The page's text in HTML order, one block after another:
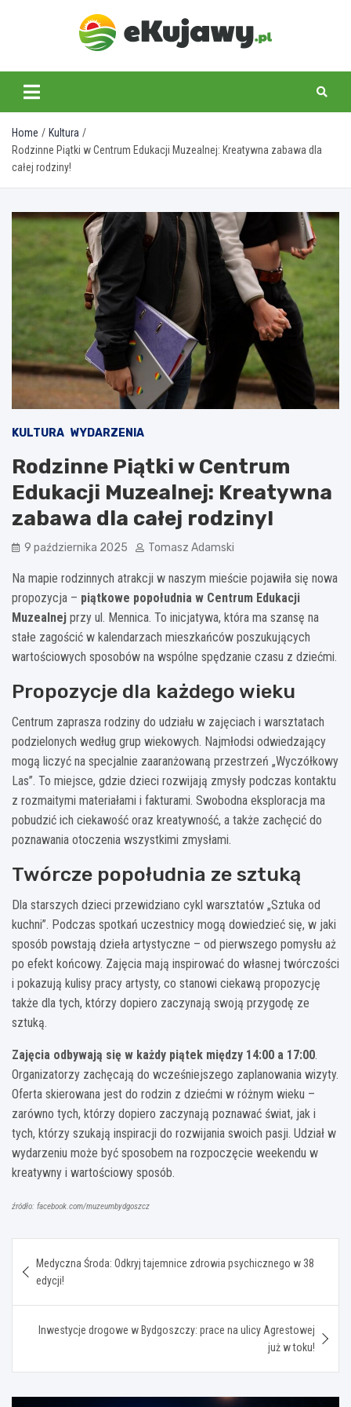
ekujawy.pl
Home
Kultura
Rodzinne Piątki w Centrum Edukacji Muzealnej: Kreatywna zabawa dla
całej rodziny!
KULTURA WYDARZENIA
Rodzinne Piątki w Centrum
Edukacji Muzealnej: Kreatywna
zabawa dla całej rodziny!
9 października 2025 Tomasz Adamski
Na mapie rodzinnych atrakcji w naszym mieście pojawiła się nowa
propozycja – piątkowe popołudnia w Centrum Edukacji
Muzealnej przy ul. Mennica. To inicjatywa, która ma szansę na
stałe zagościć w kalendarzach mieszkańców poszukujących
wartościowych sposobów na wspólne spędzanie czasu z dziećmi.
Propozycje dla każdego wieku
Centrum zaprasza rodziny do udziału w zajęciach i warsztatach
podzielonych według grup wiekowych. Najmłodsi odwiedzający
mogą liczyć na specjalnie zaaranżowaną przestrzeń „Wyczółkowy
Las”. To miejsce, gdzie dzieci rozwijają zmysły podczas kontaktu
z rozmaitymi materiałami i fakturami. Swobodna eksploracja ma
pobudzić ich ciekawość oraz kreatywność, a także zachęcić do
poznawania otoczenia wszystkimi zmysłami.
Twórcze popołudnia ze sztuką
Dla starszych dzieci przewidziano cykl warsztatów „Sztuka od
kuchni”. Podczas spotkań uczestnicy mogą dowiedzieć się, w jaki
sposób powstają dzieła artystyczne – od pierwszego pomysłu aż
po efekt końcowy. Zajęcia mają inspirować do własnej twórczości
i pokazują kulisy pracy artysty, co stanowi ciekawą propozycję
także dla tych, którzy dopiero zaczynają swoją przygodę ze
sztuką.
Zajęcia odbywają się w każdy piątek między 14:00 a 17:00.
Organizatorzy zachęcają do wcześniejszego zaplanowania wizyty.
Oferta skierowana jest do rodzin z dziećmi w różnym wieku –
zarówno tych, którzy dopiero zaczynają poznawać świat, jak i
tych, którzy szukają inspiracji do rozwijania swoich pasji. Udział w
wydarzeniu może być sposobem na rozpoczęcie weekendu w
kreatywny i wartościowy sposób.
źródło: facebook.com/muzeumbydgoszcz
wpisu
Medyczna Środa: Odkryj tajemnice zdrowia psychicznego w 38
edycji!
Inwestycje drogowe w Bydgoszczy: prace na ulicy Agrestowej
już w toku!